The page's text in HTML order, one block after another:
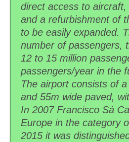
direct access to
and a refurbishment of
to be easily expanded.
number of passengers,
12 to 15 million
passengers/year in the
The airport consists of
and 55m wide paved,
In 2007 Francisco Sá
Europe in the category
2015 it was